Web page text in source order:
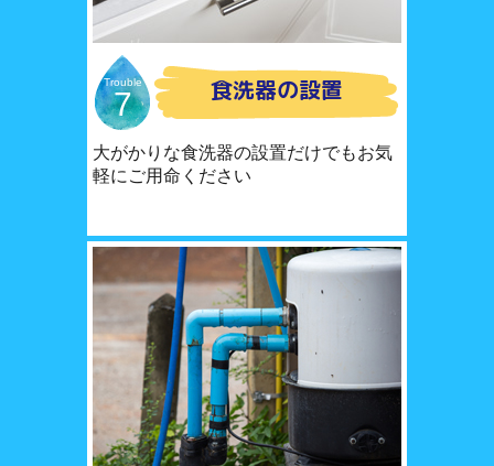
Trouble
7 食洗器の設置
大がかりな食洗器の設置だけでもお気
軽にご用命ください